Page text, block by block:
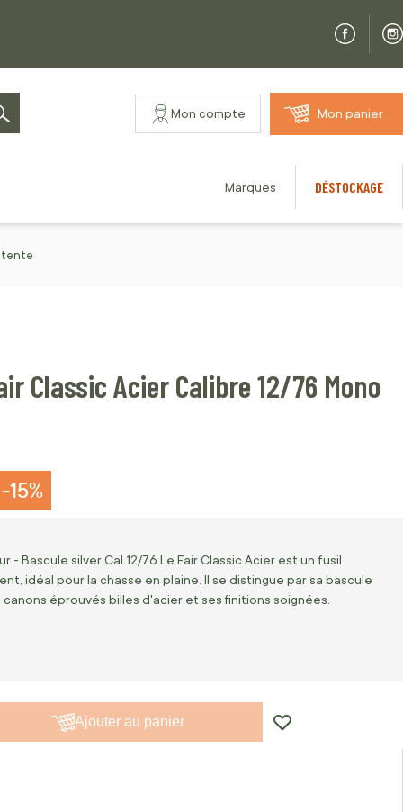
Mon compte Mon panier
Marques DÉSTOCKAGE
Classic Acier Calibre 12/76 Mono
-15%
- Bascule silver Cal.12/76 Le Fair Classic Acier est un fusil
idéal pour la chasse en plaine. Il se distingue par sa bascule
éprouvés billes d'acier et ses finitions soignées.
Ajouter au panier